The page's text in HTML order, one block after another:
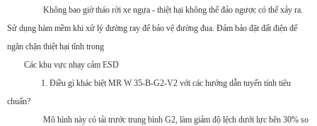
Không bao giờ tháo rời xe ngựa - thiệt hại không thể đảo ngược có thể xảy ra.
Sử dụng hàm mềm khi xử lý đường ray để bảo vệ đường đua. Đảm bảo đặt đất điện để
ngăn chặn thiệt hại tĩnh trong
Các khu vực nhạy cảm ESD
1. Điều gì khác biệt MR W 35-B-G2-V2 với các hướng dẫn tuyến tính tiêu
chuẩn?
Mô hình này có tải trước trung bình G2, làm giảm độ lệch dưới lực bên 30% so